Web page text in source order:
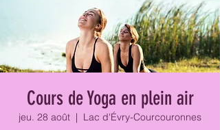
Cours de Yoga en plein air
jeu. 28 août
  |
Lac d'Évry-Courcouronnes